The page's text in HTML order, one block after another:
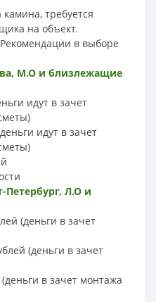
требуется
на объект.
в выборе
М.О и близлежащие
идут в зачет
идут в зачет
Петербург, Л.О и
(деньги в зачет
(деньги в зачет
в зачет монтажа